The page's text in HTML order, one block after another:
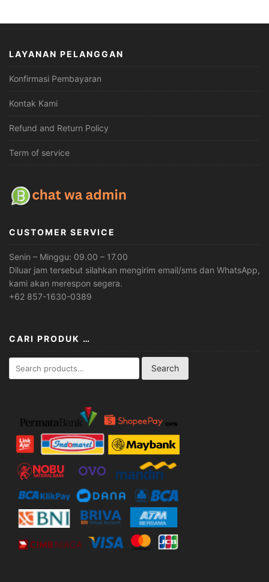
LAYANAN PELANGGAN
Konfirmasi Pembayaran
Kontak Kami
Refund and Return Policy
Term of service
CUSTOMER SERVICE
Senin – Minggu: 09.00 – 17.00
Diluar jam tersebut silahkan mengirim email/sms dan WhatsApp,
kami akan merespon segera.
+62 857-1630-0389
CARI PRODUK …
for:
Search